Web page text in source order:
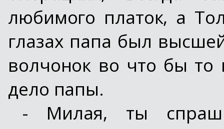
любимого платок, а
глазах папа был
волчонок во что бы то
дело папы.
- Милая, ты